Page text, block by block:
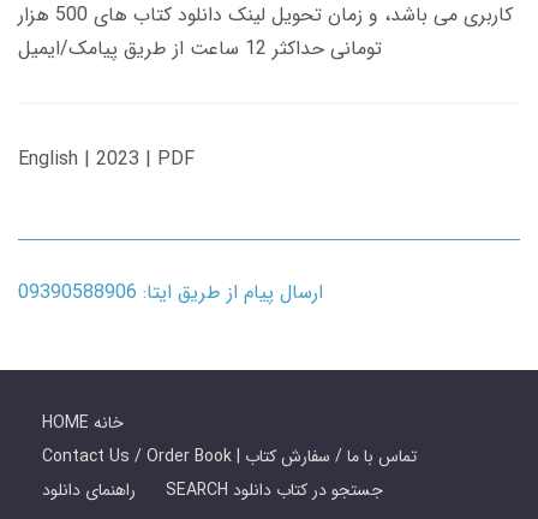
کاربری می باشد، و زمان تحویل لینک دانلود کتاب های 500 هزار
تومانی حداکثر 12 ساعت از طریق پیامک/ایمیل
English | 2023 | PDF
ارسال پیام از طریق ایتا: 09390588906
HOME خانه
Contact Us / Order Book | تماس با ما / سفارش کتاب
راهنمای دانلود
SEARCH جستجو در کتاب دانلود